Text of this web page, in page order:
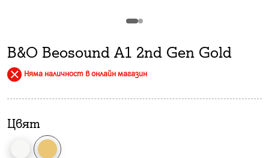
B&O Beosound A1 2nd Gen Gold
Няма наличност в онлайн магазин
Цвят